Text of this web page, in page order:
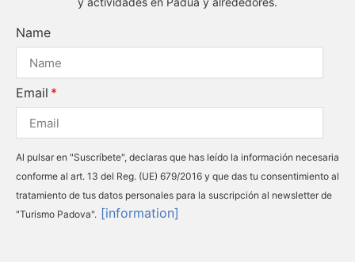
Name
Email
Al pulsar en "Suscríbete", declaras que has leído la información necesaria
conforme al art. 13 del Reg. (UE) 679/2016 y que das tu consentimiento al
tratamiento de tus datos personales para la suscripción al newsletter de
"Turismo Padova". [information]